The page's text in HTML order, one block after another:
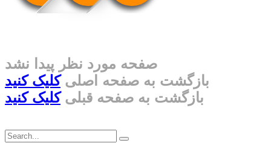
صفحه مورد نظر پیدا نشد
بازگشت به صفحه اصلیکلیک کنید
بازگشت به صفحه قبلیکلیک کنید